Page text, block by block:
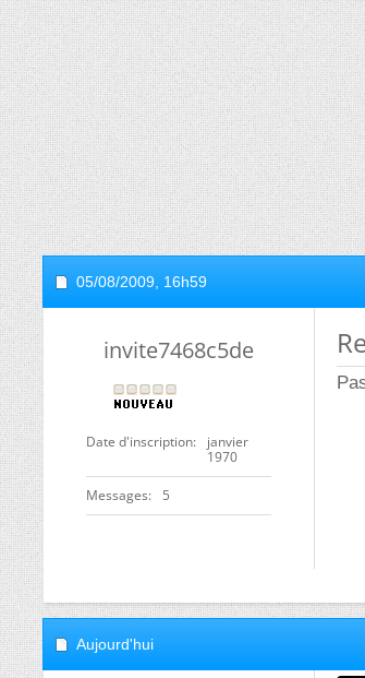
05/08/2009, 16h59
invite7468c5de
Date d'inscription
janvier
1970
Messages 5
Aujourd'hui